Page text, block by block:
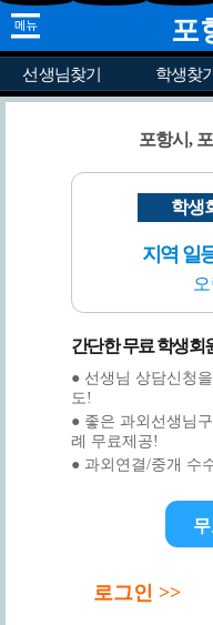
포
선생님찾기 학생찾기
포항시,
학생
지역 일
간단한 무료 학생회
● 선생님 상담신청
도!
● 좋은 과외선생님
례 무료제공!
● 과외연결/중개 수
로그인 >>